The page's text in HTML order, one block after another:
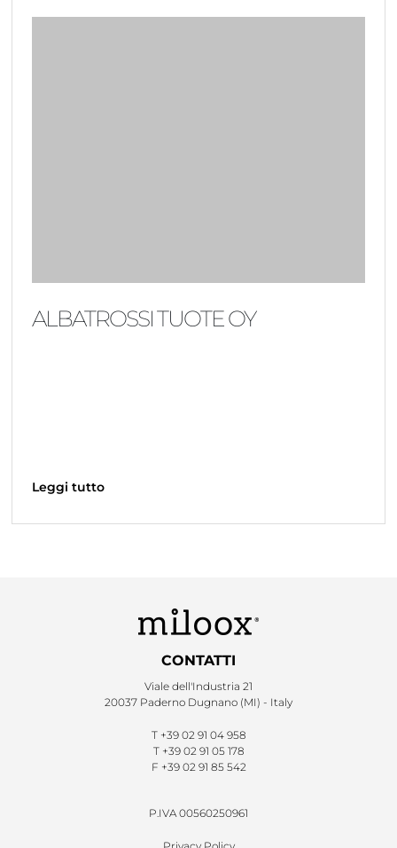
ALBATROSSI TUOTE OY
Leggi tutto
CONTATTI
Viale dell'Industria 21
20037 Paderno Dugnano (MI) - Italy
T +39 02 91 04 958
T +39 02 91 05 178
F +39 02 91 85 542
P.IVA 00560250961